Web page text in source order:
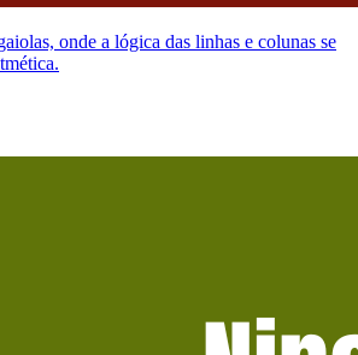
onde a lógica das linhas e colunas se